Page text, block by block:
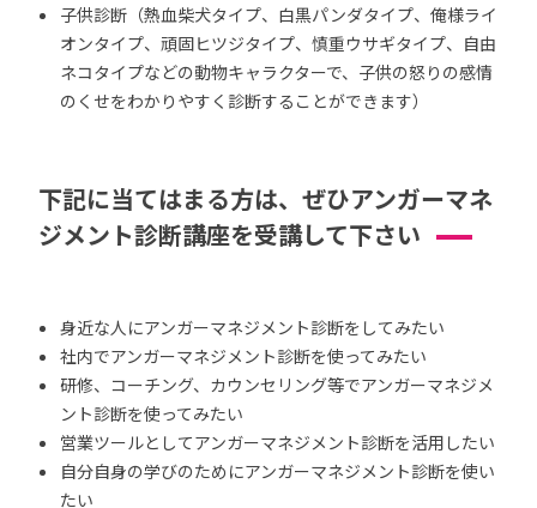
子供診断（熱血柴犬タイプ、白黒パンダタイプ、俺様ライ
オンタイプ、頑固ヒツジタイプ、慎重ウサギタイプ、自由
ネコタイプなどの動物キャラクターで、子供の怒りの感情
のくせをわかりやすく診断することができます）
下記に当てはまる方は、ぜひアンガーマネ
ジメント診断講座を受講して下さい
身近な人にアンガーマネジメント診断をしてみたい
社内でアンガーマネジメント診断を使ってみたい
研修、コーチング、カウンセリング等でアンガーマネジメ
ント診断を使ってみたい
営業ツールとしてアンガーマネジメント診断を活用したい
自分自身の学びのためにアンガーマネジメント診断を使い
たい